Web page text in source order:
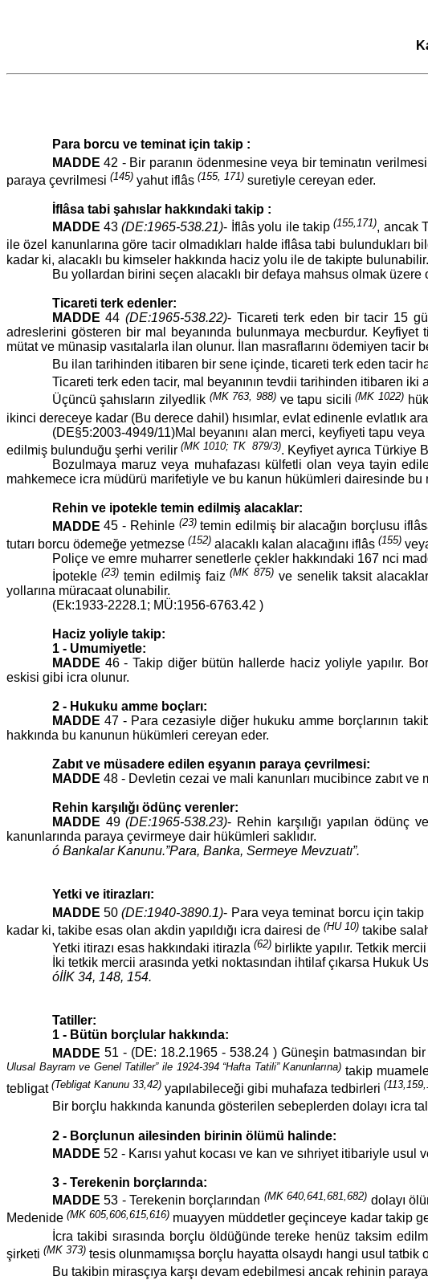
Para borcu ve teminat için takip :
MADDE 42 - Bir paranın ödenmesine veya bir teminatın
paraya çevrilmesi (145) yahut iflâs (155, 171) suretiyle cereyan eder.
İflâsa tabi şahıslar hakkındaki takip :
MADDE 43(DE:1965-538.21)- İflâs yolu ile takip(155,171), ancak
ile özel kanunlarına göre tacir olmadıkları halde iflâsa tabi bulundukları
kadar ki, alacaklı bu kimseler hakkında haciz yolu ile de takipte bulunabilir.
Bu yollardan birini seçen alacaklı bir defaya mahsus olmak
Ticareti terk edenler:
MADDE 44(DE:1965-538.22)- Ticareti terk eden bir tacir 15
adreslerini gösteren bir mal beyanında bulunmaya mecburdur. Keyfiyet
mütat ve münasip vasıtalarla ilan olunur. İlan masraflarını ödemiyen tacir
Bu ilan tarihinden itibaren bir sene içinde, ticareti terk eden tacir
Ticareti terk eden tacir, mal beyanının tevdii tarihinden itibaren iki
Üçüncü şahısların zilyedlik (MK 763, 988)ve tapu sicili(MK 1022)
ikinci dereceye kadar (Bu derece dahil) hısımlar, evlat edinenle evlatlık
(DE§5:2003-4949/11)Mal beyanını alan merci, keyfiyeti tapu
edilmiş bulunduğu şerhi verilir (MK 1010; TK 879/3). Keyfiyet ayrıca Türkiye
Bozulmaya maruz veya muhafazası külfetli olan veya tayin
mahkemece icra müdürü marifetiyle ve bu kanun hükümleri dairesinde bu
Rehin ve ipotekle temin edilmiş alacaklar:
MADDE 45 - Rehinle (23) temin edilmiş bir alacağın borçlusu
tutarı borcu ödemeğe yetmezse (152) alacaklı kalan alacağını iflâs (155)
Poliçe ve emre muharrer senetlerle çekler hakkındaki 167 nci
İpotekle(23) temin edilmiş faiz(MK 875) ve senelik taksit
yollarına müracaat olunabilir.
(Ek:1933-2228.1; MÜ:1956-6763.42 )
Haciz yoliyle takip:
1 - Umumiyetle:
MADDE 46 - Takip diğer bütün hallerde haciz yoliyle yapılır.
eskisi gibi icra olunur.
2 - Hukuku amme boçları:
MADDE 47 - Para cezasiyle diğer hukuku amme borçlarının
hakkında bu kanunun hükümleri cereyan eder.
Zabıt ve müsadere edilen eşyanın paraya çevrilmesi:
MADDE 48 - Devletin cezai ve mali kanunları mucibince zabıt
Rehin karşılığı ödünç verenler:
MADDE 49(DE:1965-538.23)- Rehin karşılığı yapılan ödünç
kanunlarında paraya çevirmeye dair hükümleri saklıdır.
ó Bankalar Kanunu.”Para, Banka, Sermeye Mevzuatı”.
Yetki ve itirazları:
MADDE 50(DE:1940-3890.1)- Para veya teminat borcu için
kadar ki, takibe esas olan akdin yapıldığı icra dairesi de (HU 10) takibe
Yetki itirazı esas hakkındaki itirazla (62)birlikte yapılır. Tetkik mercii
İki tetkik mercii arasında yetki noktasından ihtilaf çıkarsa
óİİK 34, 148, 154.
Tatiller:
1 - Bütün borçlular hakkında:
MADDE 51 - (DE: 18.2.1965 - 538.24 ) Güneşin batmasından
Ulusal Bayram ve Genel Tatiller” ile 1924-394 “Hafta Tatili” Kanunlarına) takip
tebligat (Tebligat Kanunu 33,42) yapılabileceği gibi muhafaza tedbirleri
Bir borçlu hakkında kanunda gösterilen sebeplerden dolayı icra
2 - Borçlunun ailesinden birinin ölümü halinde:
MADDE 52 - Karısı yahut kocası ve kan ve sıhriyet itibariyle usul
3 - Terekenin borçlarında:
MADDE 53 - Terekenin borçlarından (MK 640,641,681,682) dolayı
Medenide (MK 605,606,615,616) muayyen müddetler geçinceye kadar takip
İcra takibi sırasında borçlu öldüğünde tereke henüz taksim
şirketi (MK 373) tesis olunmamışsa borçlu hayatta olsaydı hangi usul
Bu takibin mirasçıya karşı devam edebilmesi ancak rehinin